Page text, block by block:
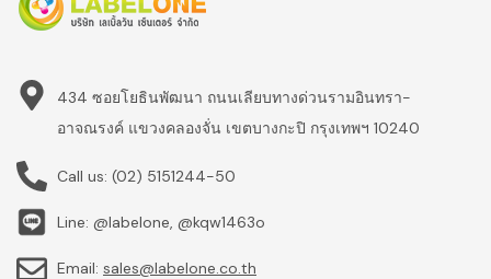
434 ซอยโยธินพัฒนา ถนนเลียบทางด่วนรามอินทรา-
อาจณรงค์ แขวงคลองจั่น เขตบางกะปิ กรุงเทพฯ 10240
Call us: (02) 5151244-50
Line: @labelone, @kqw1463o
Email: sales@labelone.co.th